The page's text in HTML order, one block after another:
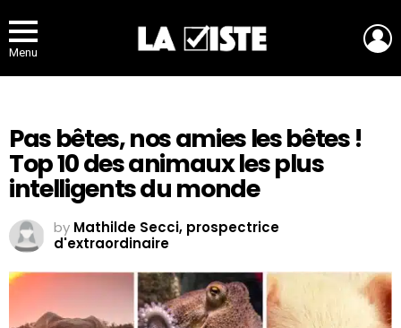
Menu
Pas bêtes, nos amies les bêtes !
Top 10 des animaux les plus
intelligents du monde
by Mathilde Secci, prospectrice
d'extraordinaire